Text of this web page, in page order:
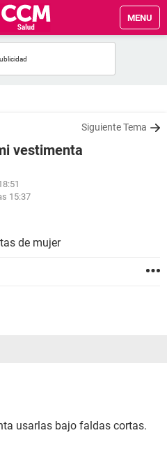
MENU
Siguiente Tema
vestimenta
15:37
de mujer
usarlas bajo faldas cortas.